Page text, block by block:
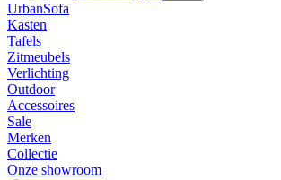
UrbanSofa
Kasten
Tafels
Zitmeubels
Verlichting
Outdoor
Accessoires
Sale
Merken
Collectie
Onze showroom